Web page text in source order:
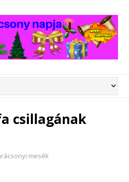
csillagának
mesék